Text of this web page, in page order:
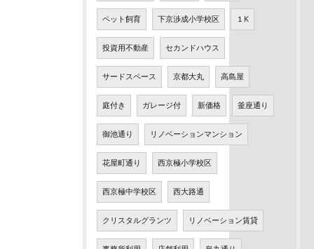
ペット飼育 下京渉成小学校区 １K
投資用不動産 セカンドハウス
サードスペース 京都大丸 高島屋
庭付き ガレージ付 新価格 釜座通り
御池通り リノベーションマンション
花屋町通り 西京極小学校区
西京極中学校区 西大路通
クリスタルグランツ リノベーション賃貸